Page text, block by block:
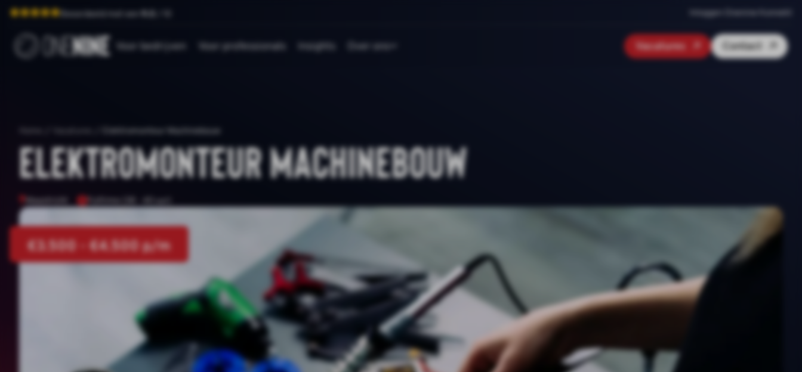
Beoordeeld met een 9.0 Inloggen Onenine Konnekt
Voor bedrijven Voor professionals Insights Over ons Vacatures Contact
Elektromonteur Machinebouw
Elektromonteur Machinebouw
Maastricht Fulltime (38 - 40 uur)
€3.500 - €4.500 p/m